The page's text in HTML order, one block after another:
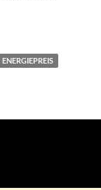
ENERGIEPREIS